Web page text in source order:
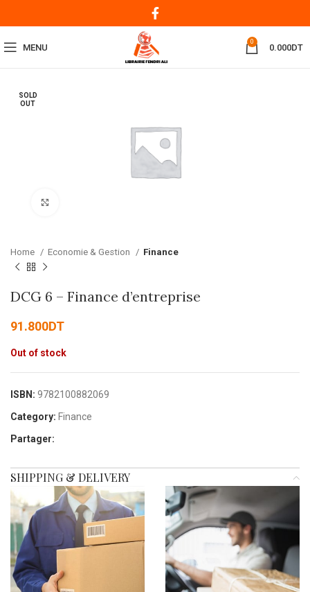
MENU
0
0.000DT
SOLD
OUT
Home Economie & Gestion Finance
DCG 6 – Finance d’entreprise
91.800DT
Out of stock
ISBN: 9782100882069
Category: Finance
Partager:
SHIPPING & DELIVERY